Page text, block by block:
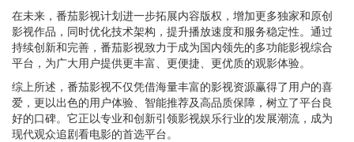
在未来，番茄影视计划进一步拓展内容版权，增加更多独家和原创
影视作品，同时优化技术架构，提升播放速度和服务稳定性。通过
持续创新和完善，番茄影视致力于成为国内领先的多功能影视综合
平台，为广大用户提供更丰富、更便捷、更优质的观影体验。
综上所述，番茄影视不仅凭借海量丰富的影视资源赢得了用户的喜
爱，更以出色的用户体验、智能推荐及高品质保障，树立了平台良
好的口碑。它正以专业和创新引领影视娱乐行业的发展潮流，成为
现代观众追剧看电影的首选平台。